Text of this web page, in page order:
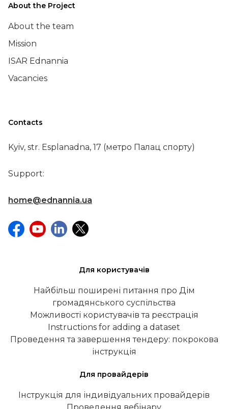
About the Project
About the team
Mission
ISAR Ednannia
Vacancies
Contacts
Kyiv, str. Esplanadna, 17 (метро Палац спорту)
Support:
home@ednannia.ua
Для користувачів
Найбільш поширені питання про Дім
громадянського суспільства
Можливості користувачів та реєстрація
Instructions for adding a dataset
Проведення та завершення тендеру: покрокова
інструкція
Для провайдерів
Інструкція для індивідуальних провайдерів
Проведення вебінару